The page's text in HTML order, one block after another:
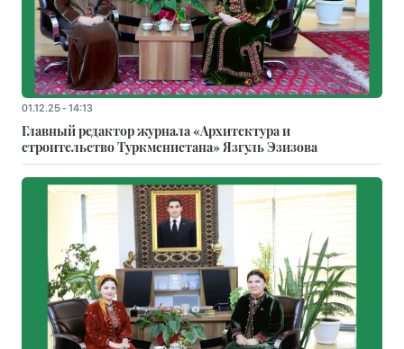
01.12.25 - 14:13
Главный редактор журнала «Архитектура и
строительство Туркменистана» Язгуль Эзизова